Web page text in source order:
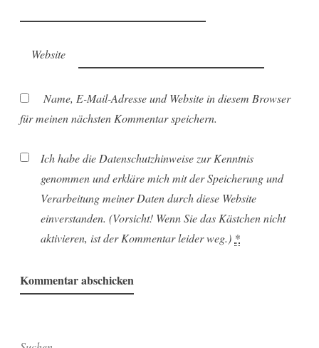
Website
Name, E-Mail-Adresse und Website in diesem Browser
für meinen nächsten Kommentar speichern.
Ich habe die Datenschutzhinweise zur Kenntnis
genommen und erkläre mich mit der Speicherung und
Verarbeitung meiner Daten durch diese Website
einverstanden. (Vorsicht! Wenn Sie das Kästchen nicht
aktivieren, ist der Kommentar leider weg.) *
Suchen